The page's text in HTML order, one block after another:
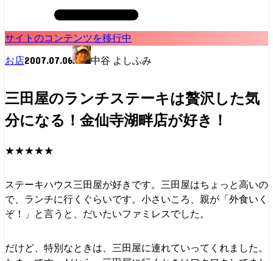
サイトのコンテンツを移行中
お店2007.07.06 中谷 よしふみ
三田屋のランチステーキは贅沢した気
分になる！金仙寺湖畔店が好き！
★★★★★
ステーキハウス三田屋が好きです。三田屋はちょっと高いの
で、ランチに行くぐらいです。小さいころ、親が「外食いく
ぞ！」と言うと、だいたいファミレスでした。
だけど、特別なときは、三田屋に連れていってくれました。